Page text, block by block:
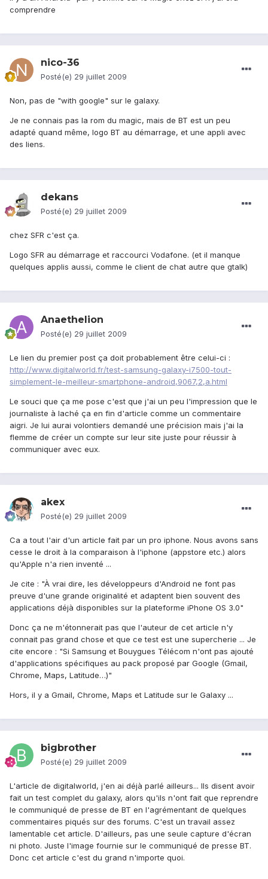
comprendre
nico-36
Posté(e) 29 juillet 2009
Non, pas de "with google" sur le galaxy.
Je ne connais pas la rom du magic, mais de BT est un peu
adapté quand même, logo BT au démarrage, et une appli avec
des liens.
dekans
Posté(e) 29 juillet 2009
chez SFR c'est ça.
Logo SFR au démarrage et raccourci Vodafone. (et il manque
quelques applis aussi, comme le client de chat autre que gtalk)
Anaethelion
Posté(e) 29 juillet 2009
Le lien du premier post ça doit probablement être celui-ci :
http://www.digitalworld.fr/test-samsung-galaxy-i7500-tout-
simplement-le-meilleur-smartphone-android,9067,2,a.html
Le souci que ça me pose c'est que j'ai un peu l'impression que le
journaliste à laché ça en fin d'article comme un commentaire
aigri. Je lui aurai volontiers demandé une précision mais j'ai la
flemme de créer un compte sur leur site juste pour réussir à
communiquer avec eux.
akex
Posté(e) 29 juillet 2009
Ca a tout l'air d'un article fait par un pro iphone. Nous avons sans
cesse le droit à la comparaison à l'iphone (appstore etc.) alors
qu'Apple n'a rien inventé ...
Je cite : "À vrai dire, les développeurs d'Android ne font pas
preuve d'une grande originalité et adaptent bien souvent des
applications déjà disponibles sur la plateforme iPhone OS 3.0"
Donc ça ne m'étonnerait pas que l'auteur de cet article n'y
connait pas grand chose et que ce test est une supercherie ... Je
cite encore : "Si Samsung et Bouygues Télécom n'ont pas ajouté
d'applications spécifiques au pack proposé par Google (Gmail,
Chrome, Maps, Latitude…)"
Hors, il y a Gmail, Chrome, Maps et Latitude sur le Galaxy ...
bigbrother
Posté(e) 29 juillet 2009
L'article de digitalworld, j'en ai déjà parlé ailleurs... Ils disent avoir
fait un test complet du galaxy, alors qu'ils n'ont fait que reprendre
le communiqué de presse de BT en l'agrémentant de quelques
commentaires piqués sur des forums. C'est un travail assez
lamentable cet article. D'ailleurs, pas une seule capture d'écran
ni photo. Juste l'image fournie sur le communiqué de presse BT.
Donc cet article c'est du grand n'importe quoi.